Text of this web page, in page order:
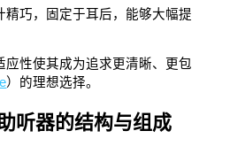
精巧，固定于耳后，能够大幅提
应性使其成为追求更清晰、更包
）的理想选择。
听器的结构与组成